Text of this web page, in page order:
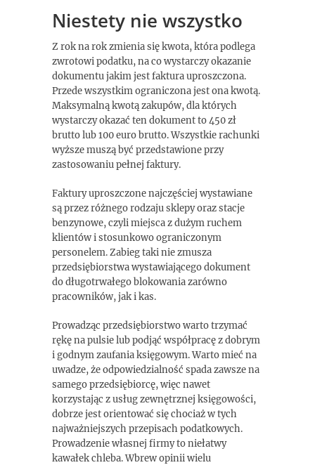
Niestety nie wszystko
Z rok na rok zmienia się kwota, która podlega
zwrotowi podatku, na co wystarczy okazanie
dokumentu jakim jest faktura uproszczona.
Przede wszystkim ograniczona jest ona kwotą.
Maksymalną kwotą zakupów, dla których
wystarczy okazać ten dokument to 450 zł
brutto lub 100 euro brutto. Wszystkie rachunki
wyższe muszą być przedstawione przy
zastosowaniu pełnej faktury.
Faktury uproszczone najczęściej wystawiane
są przez różnego rodzaju sklepy oraz stacje
benzynowe, czyli miejsca z dużym ruchem
klientów i stosunkowo ograniczonym
personelem. Zabieg taki nie zmusza
przedsiębiorstwa wystawiającego dokument
do długotrwałego blokowania zarówno
pracowników, jak i kas.
Prowadząc przedsiębiorstwo warto trzymać
rękę na pulsie lub podjąć współpracę z dobrym
i godnym zaufania księgowym. Warto mieć na
uwadze, że odpowiedzialność spada zawsze na
samego przedsiębiorcę, więc nawet
korzystając z usług zewnętrznej księgowości,
dobrze jest orientować się chociaż w tych
najważniejszych przepisach podatkowych.
Prowadzenie własnej firmy to niełatwy
kawałek chleba. Wbrew opinii wielu